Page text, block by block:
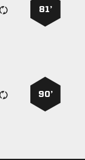
81’
90’